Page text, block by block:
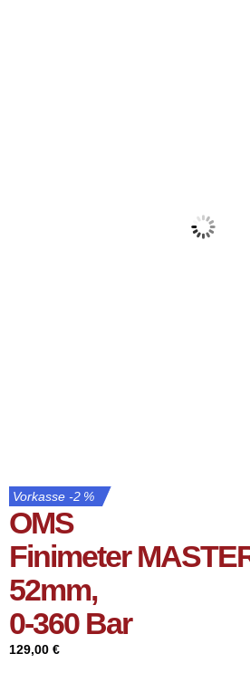
Vorkasse -2 %
OMS
Finimeter
52mm,
0-360 Bar
129,00 €